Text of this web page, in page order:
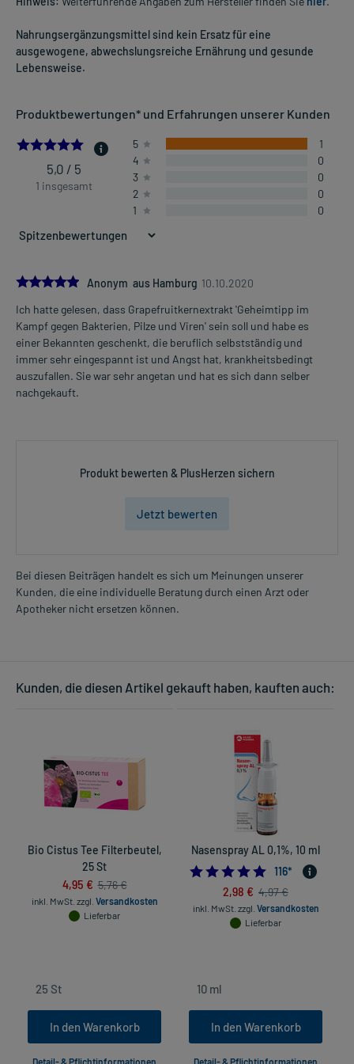
Nahrungsergänzungsmittel sind kein Ersatz für eine
ausgewogene, abwechslungsreiche Ernährung und gesunde
Lebensweise.
Produktbewertungen* und Erfahrungen unserer Kunden
5.0
5,0 / 5
1 insgesamt
5
1
4
0
3
0
2
0
1
0
5.0Anonym aus Hamburg 10.10.2020
Ich hatte gelesen, dass Grapefruitkernextrakt 'Geheimtipp im
Kampf gegen Bakterien, Pilze und Viren' sein soll und habe es
einer Bekannten geschenkt, die beruflich selbstständig und
immer sehr eingespannt ist und Angst hat, krankheitsbedingt
auszufallen. Sie war sehr angetan und hat es sich dann selber
nachgekauft.
Produkt bewerten & PlusHerzen sichern
Jetzt bewerten
Bei diesen Beiträgen handelt es sich um Meinungen unserer
Kunden, die eine individuelle Beratung durch einen Arzt oder
Apotheker nicht ersetzen können.
Kunden, die diesen Artikel gekauft haben, kauften auch:
Bio Cistus Tee Filterbeutel,
25 St
4,95 € 5,76 €
inkl. MwSt. zzgl. Versandkosten
Lieferbar
In den Warenkorb
Nasenspray AL 0,1%, 10 ml
116*
2,98 € 4,97 €
inkl. MwSt. zzgl. Versandkosten
Lieferbar
In den Warenkorb